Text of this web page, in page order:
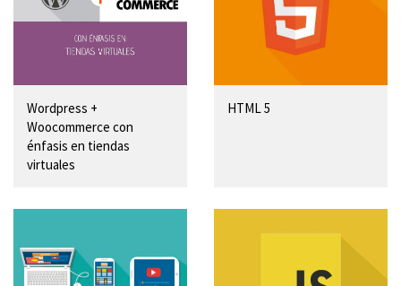
Wordpress +
Woocommerce con
énfasis en tiendas
virtuales
HTML 5